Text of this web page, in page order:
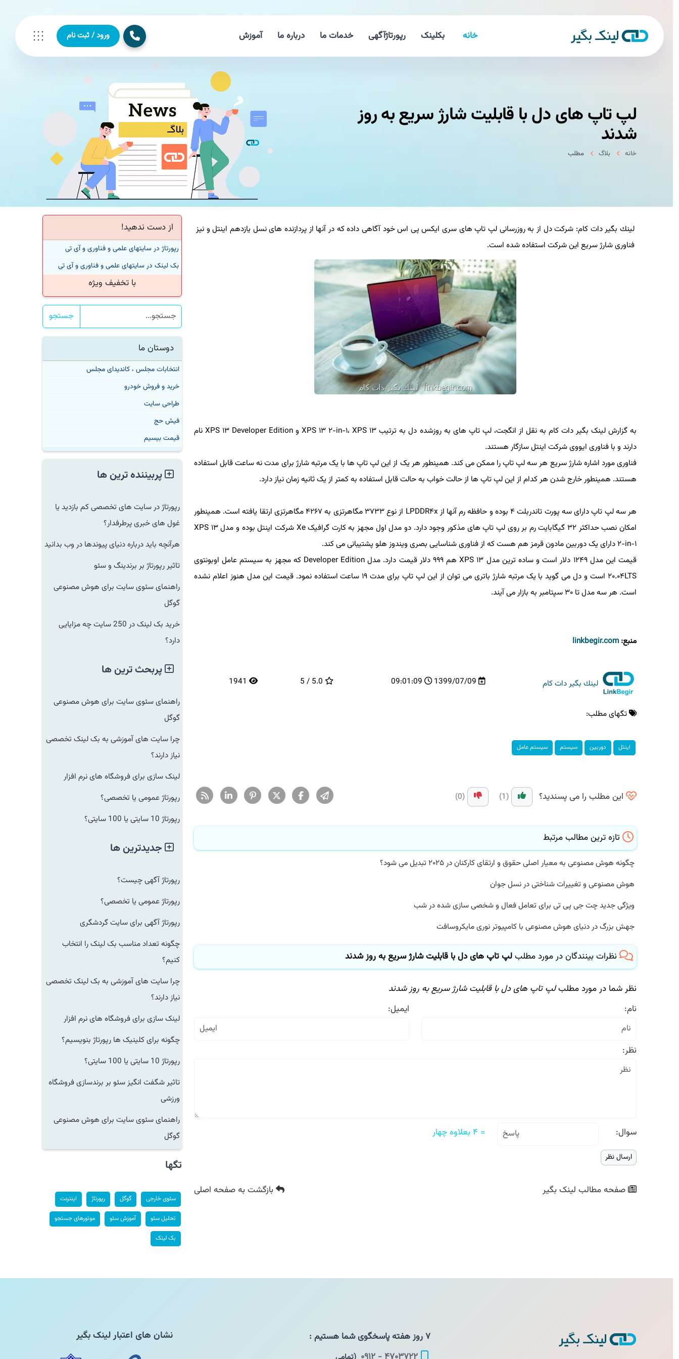
خانه بکلینک رپورتاژآگهی خدمات ما درباره ما آموزش ورود / ثبت نام
لپ تاپ های دل با قابلیت شارژ سریع به روز
شدند
خانه بلاگ مطلب
لینك بگیر دات كام: شركت دل از به روزرسانی لپ تاپ های سری ایكس پی اس خود آگاهی داده كه در آنها از پردازنده های نسل یازدهم اینتل و نیز
فناوری شارژ سریع این شركت استفاده شده است.
به گزارش لینک بگیر دات کام به نقل از انگجت، لپ تاپ های به روزشده دل به ترتیب XPS ۱۳ ۲-in-۱، XPS ۱۳ و XPS ۱۳ Developer Edition نام
دارند و با فناوری ایووی شرکت اینتل سازگار هستند.
فناوری مورد اشاره شارژ سریع هر سه لپ تاپ را ممکن می کند. همینطور هر یک از این لپ تاپ ها با یک مرتبه شارژ برای مدت نه ساعت قابل استفاده
هستند. همینطور خارج شدن هر کدام از این لپ تاپ ها از حالت خواب به حالت قابل استفاده به کمتر از یک ثانیه زمان نیاز دارد.
هر سه لپ تاپ دارای سه پورت تاندربلت ۴ بوده و حافظه رم آنها از LPDDR۴x از نوع ۳۷۳۳ مگاهرتزی به ۴۲۶۷ مگاهرتزی ارتقا یافته است. همینطور
امکان نصب حداکثر ۳۲ گیگابایت رم بر روی لپ تاپ های مذکور وجود دارد. دو مدل اول مجهز به کارت گرافیک Xe شرکت اینتل بوده و مدل XPS ۱۳
۲-in-۱ دارای یک دوربین مادون قرمز هم هست که از فناوری شناسایی بصری ویندوز هلو پشتیبانی می کند.
قیمت این مدل ۱۲۴۹ دلار است و ساده ترین مدل XPS ۱۳ هم ۹۹۹ دلار قیمت دارد. مدل Developer Edition که مجهز به سیستم عامل اوبونتوی
۲۰.۰۴LTS است و دل می گوید با یک مرتبه شارژ باتری می توان از این لپ تاپ برای مدت ۱۹ ساعت استفاده نمود. قیمت این مدل هنوز اعلام نشده
است. هر سه مدل تا ۳۰ سپتامبر به بازار می آیند.
منبع:linkbegir.com
لینك بگیر دات كام 1399/07/09
09:01:09
5.0 / 5
1941
تگهای مطلب:
اینتل دوربین سیستم سیستم عامل
این مطلب را می پسندید؟
تازه ترین مطالب مرتبط
چگونه هوش مصنوعی به معیار اصلی حقوق و ارتقای کارکنان در ۲۰۲۵ تبدیل می شود؟
هوش مصنوعی و تغییرات شناختی در نسل جوان
ویژگی جدید چت جی پی تی برای تعامل فعال و شخصی سازی شده در شب
جهش بزرگ در دنیای هوش مصنوعی با کامپیوتر نوری مایکروسافت
نظرات بینندگان در مورد مطلبلپ تاپ های دل با قابلیت شارژ سریع به روز شدند
نظر شما در مورد مطلبلپ تاپ های دل با قابلیت شارژ سریع به روز شدند
نام:
ایمیل:
نظر:
سوال: = ۴ بعلاوه چهار
صفحه مطالبلینک بگیر بازگشتبه صفحه اصلی
از دست ندهید!
رپورتاژ در سایتهای علمی و فناوری و آی تی
بک لینک در سایتهای علمی و فناوری و آی تی
با تخفیف ویژه
جستجو
دوستان ما
انتخابات مجلس ، کاندیدای مجلس
خرید و فروش خودرو
طراحی سایت
فیش حج
قیمت بیسیم
پربیننده ترین ها
رپورتاژ در سایت های تخصصی کم بازدید یا
غول های خبری پرطرفدار؟
هرآنچه باید درباره دنیای پیوندها در وب بدانید
تاثیر رپورتاژ بر برندینگ و سئو
راهنمای سئوی سایت برای هوش مصنوعی
گوگل
خرید بک لینک در 250 سایت چه مزایایی
دارد؟
پربحث ترین ها
راهنمای سئوی سایت برای هوش مصنوعی
گوگل
چرا سایت های آموزشی به بک لینک تخصصی
نیاز دارند؟
لینک سازی برای فروشگاه های نرم افزار
رپورتاژ عمومی یا تخصصی؟
رپورتاژ 10 سایتی یا 100 سایتی؟
جدیدترین ها
رپورتاژ آگهی چیست؟
رپورتاژ عمومی یا تخصصی؟
رپورتاژ آگهی برای سایت گردشگری
چگونه تعداد مناسب بک لینک را انتخاب
کنیم؟
چرا سایت های آموزشی به بک لینک تخصصی
نیاز دارند؟
لینک سازی برای فروشگاه های نرم افزار
چگونه برای کلینیک ها رپورتاژ بنویسیم؟
رپورتاژ 10 سایتی یا 100 سایتی؟
تاثیر شگفت انگیز سئو بر برندسازی فروشگاه
ورزشی
راهنمای سئوی سایت برای هوش مصنوعی
گوگل
تگها
سئوی خارجی گوگل رپورتاژ اینترنت
تحلیل سئو آموزش سئو موتورهای جستجو
بک لینک
نشان های اعتبار لینک بگیر